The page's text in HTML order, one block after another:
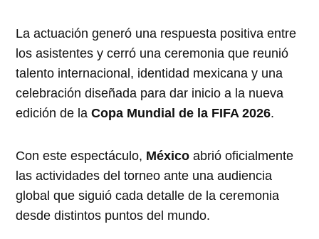
La actuación generó una respuesta positiva entre
los asistentes y cerró una ceremonia que reunió
talento internacional, identidad mexicana y una
celebración diseñada para dar inicio a la nueva
edición de laCopa Mundial de la FIFA 2026.
Con este espectáculo, México abrió oficialmente
las actividades del torneo ante una audiencia
global que siguió cada detalle de la ceremonia
desde distintos puntos del mundo.